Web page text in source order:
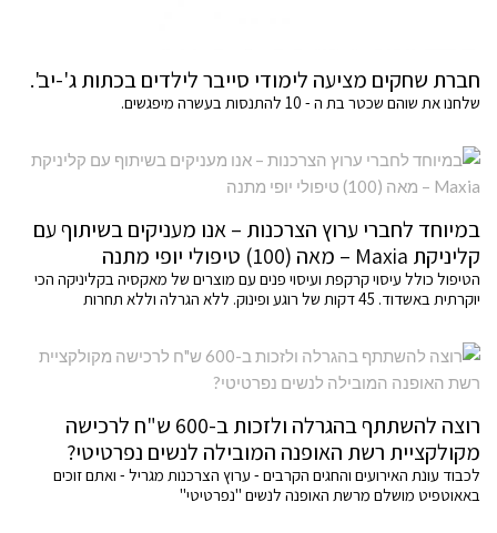
חברת שחקים מציעה לימודי סייבר לילדים בכתות ג'-יב'.
שלחנו את שוהם שכטר בת ה - 10 להתנסות בעשרה מיפגשים.
במיוחד לחברי ערוץ הצרכנות – אנו מעניקים בשיתוף עם
קליניקת Maxia – מאה (100) טיפולי יופי מתנה
הטיפול כולל עיסוי קרקפת ועיסוי פנים עם מוצרים של מאקסיה בקליניקה הכי
יוקרתית באשדוד. 45 דקות של רוגע ופינוק. ללא הגרלה וללא תחרות
רוצה להשתתף בהגרלה ולזכות ב-600 ש"ח לרכישה
מקולקציית רשת האופנה המובילה לנשים נפרטיטי?
לכבוד עונת האירועים והחגים הקרבים - ערוץ הצרכנות מגריל - ואתם זוכים
באאוטפיט מושלם מרשת האופנה לנשים "נפרטיטי"